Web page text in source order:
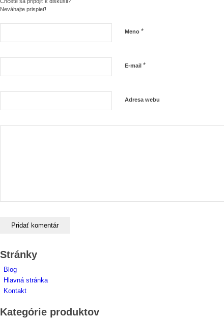
Neváhajte prispieť!
Meno *
E-mail *
Adresa webu
Stránky
Blog
Hlavná stránka
Kontakt
Kategórie produktov